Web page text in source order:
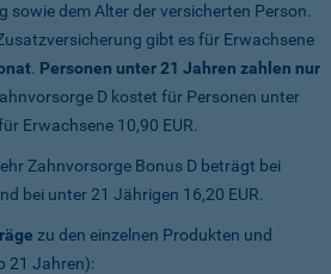
sowie dem Alter der versicherten Person.
gibt es für Erwachsene
. Personen unter 21 Jahren zahlen nur
D kostet für Personen unter
Erwachsene 10,90 EUR.
Zahnvorsorge Bonus D beträgt bei
bei unter 21 Jährigen 16,20 EUR.
zu den einzelnen Produkten und
21 Jahren):